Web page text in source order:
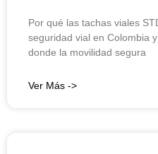
Por qué las tachas viales
seguridad vial en Colombia
donde la movilidad segura
Ver Más ->